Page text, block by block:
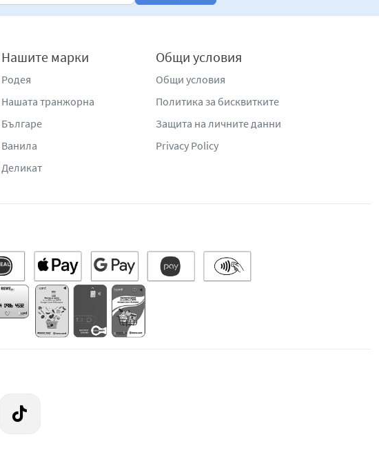
Нашите марки
Родея
Нашата транжорна
Българе
Ванила
Деликат
Общи условия
Общи условия
Политика за бисквитките
Защита на личните данни
Privacy Policy